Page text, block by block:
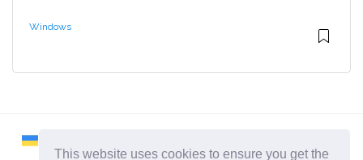
This website uses cookies to ensure you get the
Windows